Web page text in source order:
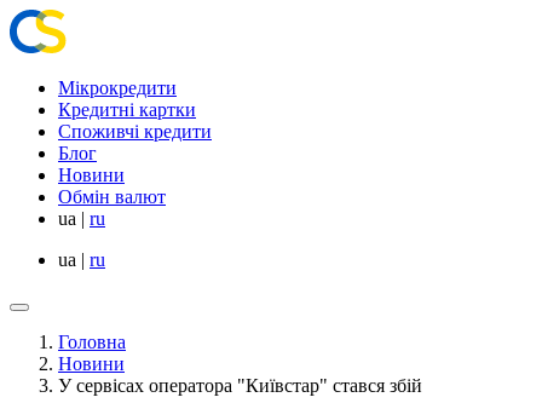
Мікрокредити
Кредитні картки
Споживчі кредити
Блог
Новини
Обмін валют
ua | ru
ua | ru
Головна
Новини
У сервісах оператора "Київстар" стався збій